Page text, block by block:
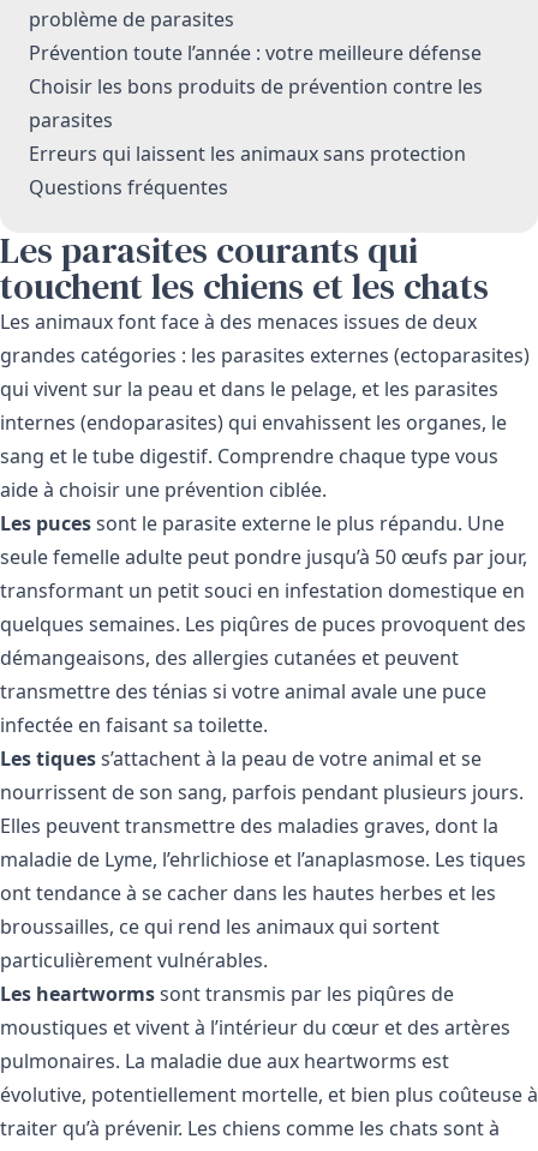
problème de parasites
Prévention toute l’année : votre meilleure défense
Choisir les bons produits de prévention contre les
parasites
Erreurs qui laissent les animaux sans protection
Questions fréquentes
Les parasites courants qui
touchent les chiens et les chats
Les animaux font face à des menaces issues de deux
grandes catégories : les parasites externes (ectoparasites)
qui vivent sur la peau et dans le pelage, et les parasites
internes (endoparasites) qui envahissent les organes, le
sang et le tube digestif. Comprendre chaque type vous
aide à choisir une prévention ciblée.
Les pucessont le parasite externe le plus répandu. Une
seule femelle adulte peut pondre jusqu’à 50 œufs par jour,
transformant un petit souci en infestation domestique en
quelques semaines. Les piqûres de puces provoquent des
démangeaisons, des allergies cutanées et peuvent
transmettre des ténias si votre animal avale une puce
infectée en faisant sa toilette.
Les tiquess’attachent à la peau de votre animal et se
nourrissent de son sang, parfois pendant plusieurs jours.
Elles peuvent transmettre des maladies graves, dont la
maladie de Lyme, l’ehrlichiose et l’anaplasmose. Les tiques
ont tendance à se cacher dans les hautes herbes et les
broussailles, ce qui rend les animaux qui sortent
particulièrement vulnérables.
Les heartwormssont transmis par les piqûres de
moustiques et vivent à l’intérieur du cœur et des artères
pulmonaires. La maladie due aux heartworms est
évolutive, potentiellement mortelle, et bien plus coûteuse à
traiter qu’à prévenir. Les chiens comme les chats sont à